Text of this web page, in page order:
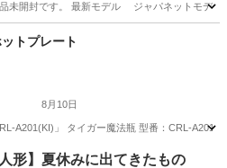
品未開封です。 最新モデル ジャパネットモ
その他 ジャパネット
トプレート
8月10日
A201(KI)」 タイガー魔法瓶 型番：CRL-
タイガー魔法瓶
形】夏休みに出てきたもの